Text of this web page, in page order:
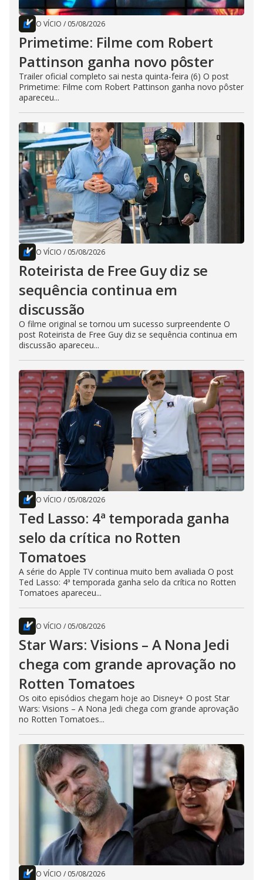
O VÍCIO / 05/08/2026
Primetime: Filme com Robert
Pattinson ganha novo pôster
Trailer oficial completo sai nesta quinta-feira (6) O post
Primetime: Filme com Robert Pattinson ganha novo pôster
apareceu...
O VÍCIO / 05/08/2026
Roteirista de Free Guy diz se
sequência continua em
discussão
O filme original se tornou um sucesso surpreendente O
post Roteirista de Free Guy diz se sequência continua em
discussão apareceu...
O VÍCIO / 05/08/2026
Ted Lasso: 4ª temporada ganha
selo da crítica no Rotten
Tomatoes
A série do Apple TV continua muito bem avaliada O post
Ted Lasso: 4ª temporada ganha selo da crítica no Rotten
Tomatoes apareceu...
O VÍCIO / 05/08/2026
Star Wars: Visions – A Nona Jedi
chega com grande aprovação no
Rotten Tomatoes
Os oito episódios chegam hoje ao Disney+ O post Star
Wars: Visions – A Nona Jedi chega com grande aprovação
no Rotten Tomatoes...
O VÍCIO / 05/08/2026